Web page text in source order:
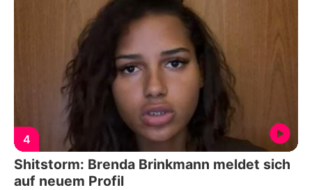
4
Shitstorm: Brenda Brinkmann meldet sich
auf neuem Profil